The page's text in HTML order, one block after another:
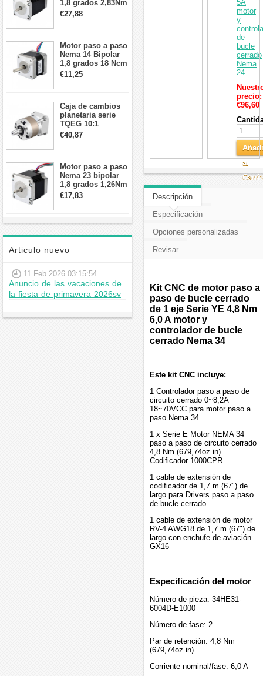
1,8 grados 2,83Nm
4A 2,26 V
57x57x84mm 8
€27,88
Motor paso a paso
Nema 14 Bipolar
1,8 grados 18 Ncm
0,8 A 5,74 V 35 x
35 x 34 mm 4
€11,25
Caja de cambios
planetaria serie
TQEG 10:1
contragolpe 15
arcmin para motor
€40,87
Motor paso a paso
Nema 23 bipolar
1,8 grados 1,26Nm
2,8A 2,5V
57x57x56mm 4
€17,83
Articulo nuevo
11 Feb 2026 03:15:54
Anuncio de las vacaciones de
la fiesta de primavera 2026sv
5A
motor
y
de
bucle
cerrado
Nema
24
precio:
€96,60
al
Descripción
Especificación
Opciones personalizadas
Revisar
Kit CNC de motor paso a
paso de bucle cerrado
de 1 eje Serie YE 4,8 Nm
6,0 A motor y
controlador de bucle
cerrado Nema 34
Este kit CNC incluye:
1 Controlador paso a paso de
circuito cerrado 0~8,2A
18~70VCC para motor paso a
paso Nema 34
1 x Serie E Motor NEMA 34
paso a paso de circuito cerrado
4,8 Nm (679,74oz.in)
Codificador 1000CPR
1 cable de extensión de
codificador de 1,7 m (67") de
largo para Drivers paso a paso
de bucle cerrado
1 cable de extensión de motor
RV-4 AWG18 de 1,7 m (67") de
largo con enchufe de aviación
GX16
Especificación del motor
Número de pieza: 34HE31-
6004D-E1000
Número de fase: 2
Par de retención: 4,8 Nm
(679,74oz.in)
Corriente nominal/fase: 6,0 A